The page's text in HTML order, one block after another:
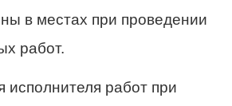
в местах при проведении
работ.
исполнителя работ при